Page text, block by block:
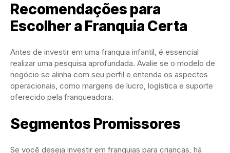
Recomendações para
Escolher a Franquia Certa
Antes de investir em uma franquia infantil, é essencial
realizar uma pesquisa aprofundada. Avalie se o modelo de
negócio se alinha com seu perfil e entenda os aspectos
operacionais, como margens de lucro, logística e suporte
oferecido pela franqueadora.
Segmentos Promissores
Se você deseja investir em franquias para crianças, há